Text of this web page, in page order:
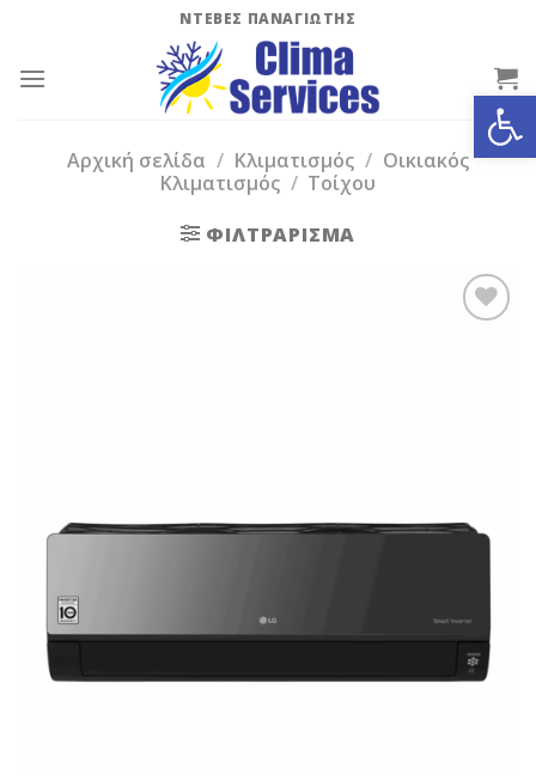
content
ΝΤΕΒΕΣ ΠΑΝΑΓΙΩΤΗΣ
Αρχική σελίδα / Κλιματισμός / Οικιακός
Κλιματισμός / Τοίχου
ΦΙΛΤΡΆΡΙΣΜΑ